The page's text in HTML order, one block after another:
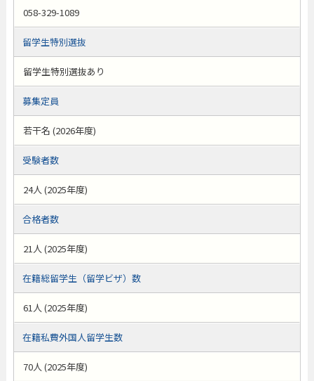
058-329-1089
留学生特別選抜
留学生特別選抜あり
募集定員
若干名 (2026年度)
受験者数
24人 (2025年度)
合格者数
21人 (2025年度)
在籍総留学生（留学ビザ）数
61人 (2025年度)
在籍私費外国人留学生数
70人 (2025年度)